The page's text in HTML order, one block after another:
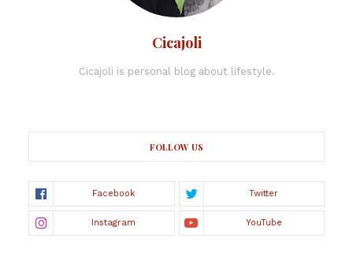
Cicajoli
Cicajoli is personal blog about lifestyle.
FOLLOW US